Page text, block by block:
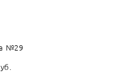
№29